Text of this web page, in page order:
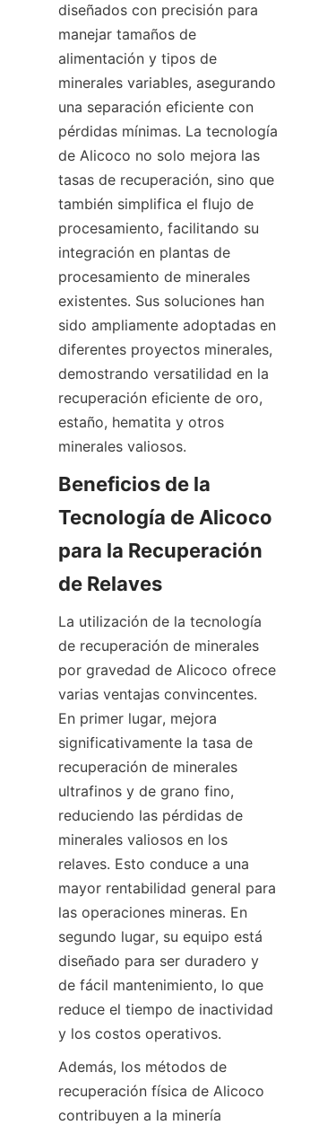
diseñados con precisión para
manejar tamaños de
alimentación y tipos de
minerales variables, asegurando
una separación eficiente con
pérdidas mínimas. La tecnología
de Alicoco no solo mejora las
tasas de recuperación, sino que
también simplifica el flujo de
procesamiento, facilitando su
integración en plantas de
procesamiento de minerales
existentes. Sus soluciones han
sido ampliamente adoptadas en
diferentes proyectos minerales,
demostrando versatilidad en la
recuperación eficiente de oro,
estaño, hematita y otros
Beneficios de la
Tecnología de Alicoco
para la Recuperación
La utilización de la tecnología
de recuperación de minerales
por gravedad de Alicoco ofrece
varias ventajas convincentes.
En primer lugar, mejora
significativamente la tasa de
recuperación de minerales
ultrafinos y de grano fino,
reduciendo las pérdidas de
minerales valiosos en los
relaves. Esto conduce a una
mayor rentabilidad general para
las operaciones mineras. En
segundo lugar, su equipo está
diseñado para ser duradero y
de fácil mantenimiento, lo que
reduce el tiempo de inactividad
Además, los métodos de
recuperación física de Alicoco
contribuyen a la minería